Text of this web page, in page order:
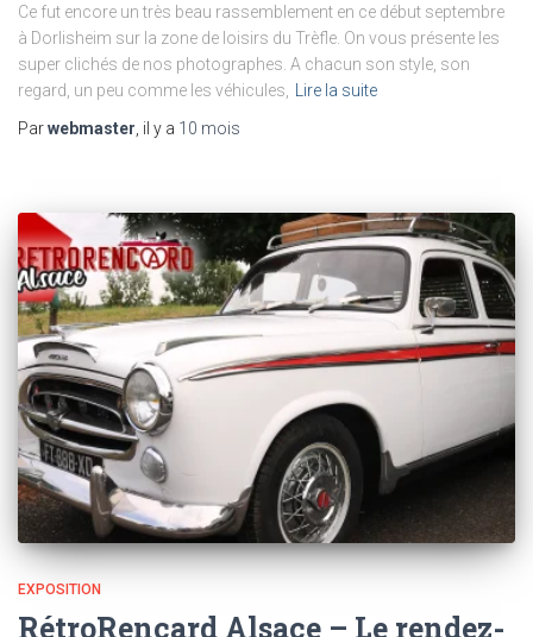
Ce fut encore un très beau rassemblement en ce début septembre
à Dorlisheim sur la zone de loisirs du Trèfle. On vous présente les
super clichés de nos photographes. A chacun son style, son
regard, un peu comme les véhicules,
Lire la suite
Parwebmaster , il y a 10 mois
EXPOSITION
RétroRencard Alsace – Le rendez-